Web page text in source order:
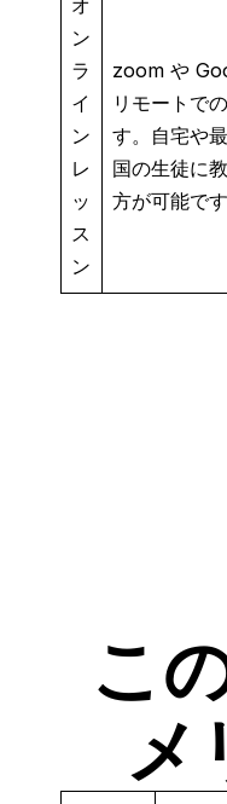
ン
ラ
イ
ン
レ
ッ
ス
ン
zoom や
リモートで
す。自宅や
国の生徒に
方が可能です
こ
メ